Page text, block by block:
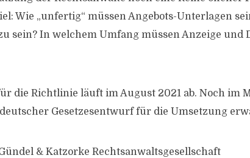
Wie „unfertig“ müssen Angebots-Unterlagen
sein? In welchem Umfang müssen Anzeige und
die Richtlinie läuft im August 2021 ab. Noch im
Gesetzesentwurf für die Umsetzung
& Katzorke Rechtsanwaltsgesellschaft